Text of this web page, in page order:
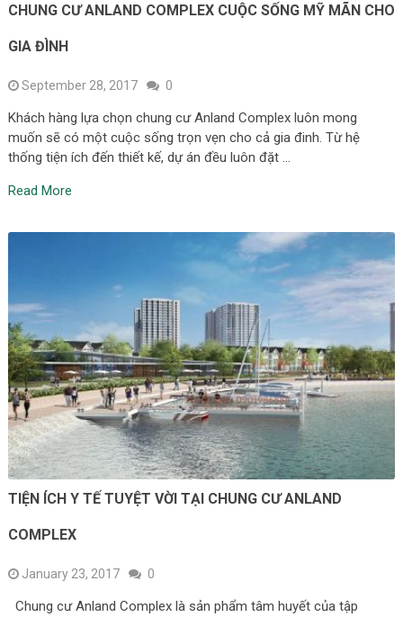
CHUNG CƯ ANLAND COMPLEX CUỘC SỐNG MỸ MÃN CHO
GIA ĐÌNH
September 28, 2017 0
Khách hàng lựa chọn chung cư Anland Complex luôn mong
muốn sẽ có một cuộc sống trọn vẹn cho cả gia đinh. Từ hệ
thống tiện ích đến thiết kế, dự án đều luôn đặt …
Read More
TIỆN ÍCH Y TẾ TUYỆT VỜI TẠI CHUNG CƯ ANLAND
COMPLEX
January 23, 2017 0
Chung cư Anland Complex là sản phẩm tâm huyết của tập